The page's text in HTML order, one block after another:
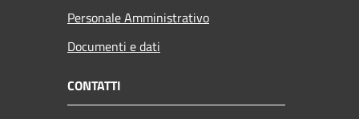
Personale Amministrativo
Documenti e dati
CONTATTI